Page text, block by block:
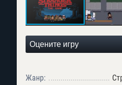
Оцените игру
Жанр: